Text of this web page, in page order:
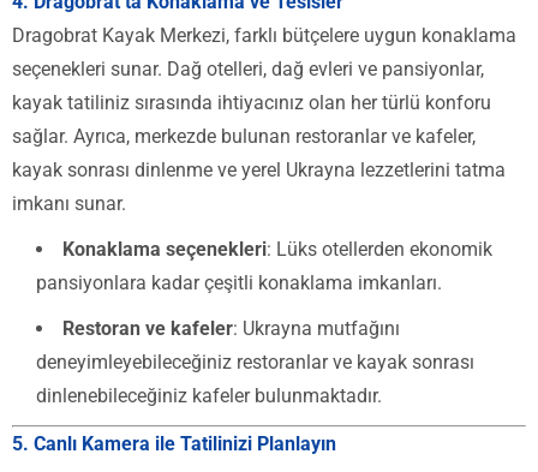
Dragobrat Kayak Merkezi, farklı bütçelere uygun konaklama
seçenekleri sunar. Dağ otelleri, dağ evleri ve pansiyonlar,
kayak tatiliniz sırasında ihtiyacınız olan her türlü konforu
sağlar. Ayrıca, merkezde bulunan restoranlar ve kafeler,
kayak sonrası dinlenme ve yerel Ukrayna lezzetlerini tatma
imkanı sunar.
Konaklama seçenekleri: Lüks otellerden ekonomik
pansiyonlara kadar çeşitli konaklama imkanları.
Restoran ve kafeler: Ukrayna mutfağını
deneyimleyebileceğiniz restoranlar ve kayak sonrası
dinlenebileceğiniz kafeler bulunmaktadır.
5. Canlı Kamera ile Tatilinizi Planlayın